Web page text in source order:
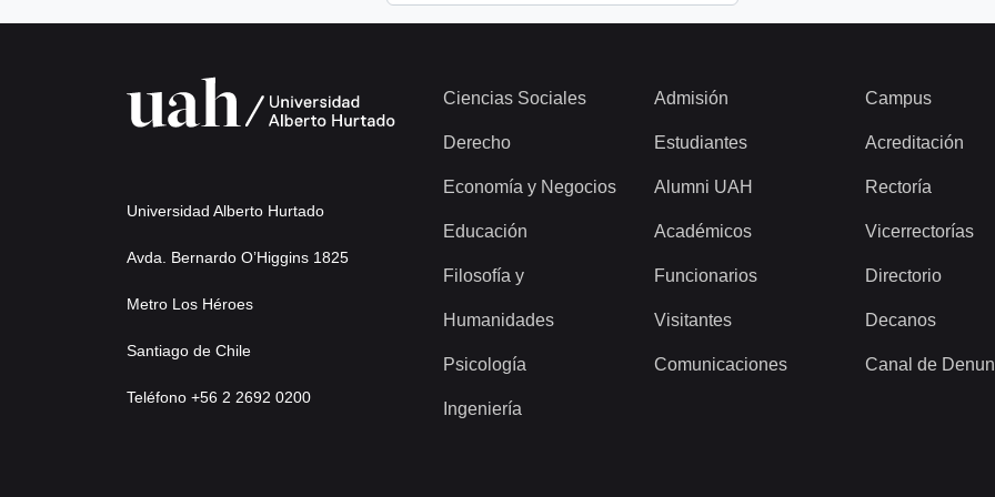
Universidad Alberto Hurtado
Avda. Bernardo O’Higgins 1825
Metro Los Héroes
Santiago de Chile
Teléfono +56 2 2692 0200
Ciencias Sociales
Derecho
Economía y Negocios
Educación
Filosofía y
Humanidades
Psicología
Ingeniería
Admisión
Estudiantes
Alumni UAH
Académicos
Funcionarios
Visitantes
Comunicaciones
Campus
Acreditación
Rectoría
Vicerrectorías
Directorio
Decanos
Canal de